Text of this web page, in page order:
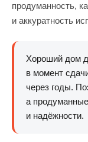
продуманность,
и аккуратность
Хороший дом
в момент
через годы.
а
и надёжности.